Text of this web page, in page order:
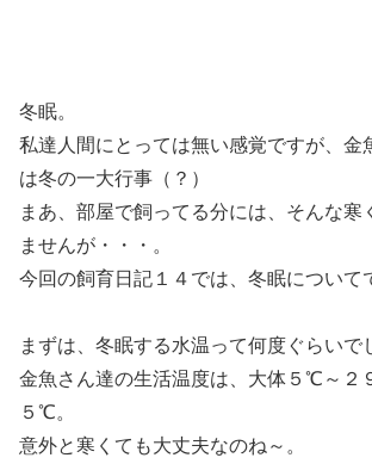
冬眠。
私達人間にとっては無い感覚ですが、金
は冬の一大行事（？）
まあ、部屋で飼ってる分には、そんな寒
ませんが・・・。
今回の飼育日記１４では、冬眠について
まずは、冬眠する水温って何度ぐらいで
金魚さん達の生活温度は、大体５℃～２
５℃。
意外と寒くても大丈夫なのね～。